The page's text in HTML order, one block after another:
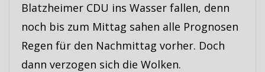
Blatzheimer CDU ins Wasser fallen, denn
noch bis zum Mittag sahen alle Prognosen
Regen für den Nachmittag vorher. Doch
dann verzogen sich die Wolken.